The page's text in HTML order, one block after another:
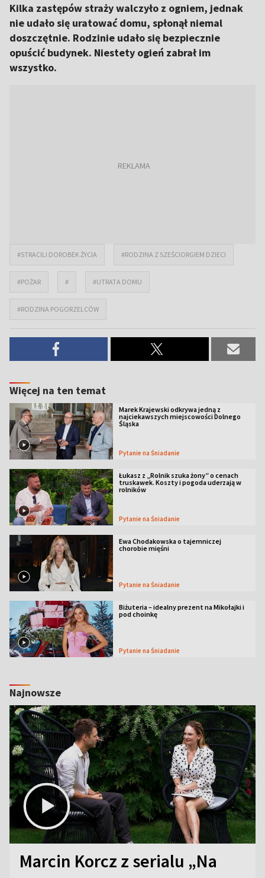
Kilka zastępów straży walczyło z ogniem, jednak
nie udało się uratować domu, spłonął niemal
doszczętnie. Rodzinie udało się bezpiecznie
opuścić budynek. Niestety ogień zabrał im
wszystko.
#STRACILI DOROBEK ŻYCIA #RODZINA Z SZEŚCIORGIEM DZIECI
#POŻAR # #UTRATA DOMU
#RODZINA POGORZELCÓW
Więcej na ten temat
Marek Krajewski odkrywa jedną z
najciekawszych miejscowości Dolnego
Śląska
Pytanie na Śniadanie
Łukasz z „Rolnik szuka żony” o cenach
truskawek. Koszty i pogoda uderzają w
rolników
Pytanie na Śniadanie
Ewa Chodakowska o tajemniczej
chorobie mięśni
Pytanie na Śniadanie
Biżuteria – idealny prezent na Mikołajki i
pod choinkę
Pytanie na Śniadanie
Najnowsze
Marcin Korcz z serialu „Na